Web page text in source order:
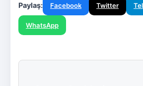
Paylaş: Facebook Twitter
WhatsApp